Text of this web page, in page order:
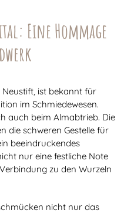
Eine Hommage
ist bekannt für
im Schmiedewesen.
auch beim Almabtrieb. Die
die schweren Gestelle für
beeindruckendes
nur eine festliche Note
zu den Wurzeln
nicht nur das